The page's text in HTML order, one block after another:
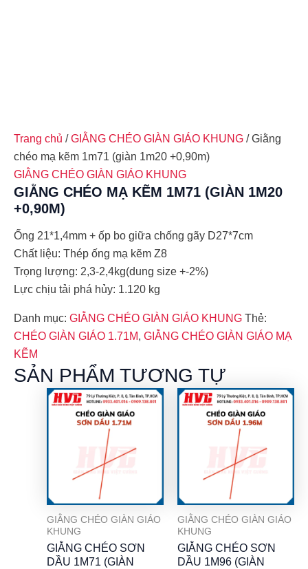
Trang chủ /GIẰNG CHÉO GIÀN GIÁO KHUNG / Giằng
chéo mạ kẽm 1m71 (giàn 1m20 +0,90m)
GIẰNG CHÉO GIÀN GIÁO KHUNG
GIẰNG CHÉO MẠ KẼM 1M71 (GIÀN 1M20
+0,90M)
Ống 21*1,4mm + ốp bo giữa chống gãy D27*7cm
Chất liệu: Thép ống mạ kẽm Z8
Trọng lượng: 2,3-2,4kg(dung size +-2%)
Lực chịu tải phá hủy: 1.120 kg
Danh mục: GIẰNG CHÉO GIÀN GIÁO KHUNG Thẻ:
CHÉO GIÀN GIÁO 1.71M, GIẰNG CHÉO GIÀN GIÁO MẠ
KẼM
SẢN PHẨM TƯƠNG TỰ
GIẰNG CHÉO GIÀN GIÁO
KHUNG
GIẰNG CHÉO SƠN
DẦU 1M71 (GIÀN
GIẰNG CHÉO GIÀN GIÁO
KHUNG
GIẰNG CHÉO SƠN
DẦU 1M96 (GIÀN